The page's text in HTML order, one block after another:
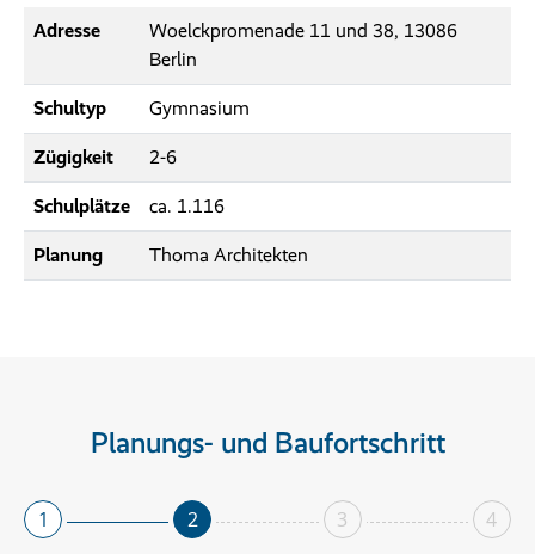
Adresse
Woelckpromenade 11 und 38, 13086
Berlin
Schultyp Gymnasium
Zügigkeit 2-6
Schulplätze ca. 1.116
Planung Thoma Architekten
Planungs- und Baufortschritt
1 2 3 4